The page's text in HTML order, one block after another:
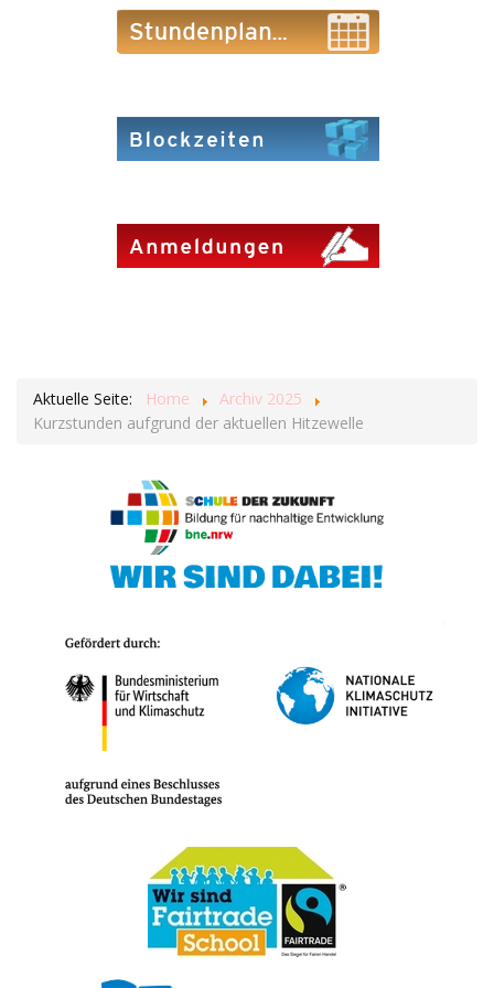
Aktuelle Seite: Home
Archiv 2025
Kurzstunden aufgrund der aktuellen Hitzewelle